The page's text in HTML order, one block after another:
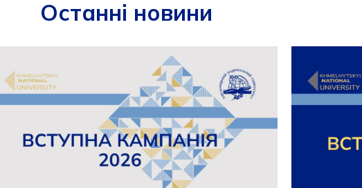
Останні новини